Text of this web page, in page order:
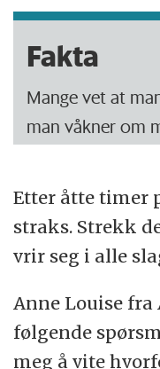
humøret.
Lyset reduserer
Fakta
Mange vet at
man våkner om
var særlig
Årsaken er
ryggsøylen suger
natten, og at
I løpet av dagen
Etter åtte timer
straks. Strekk
vrir seg i alle
Anne Louise fra
følgende
meg å vite